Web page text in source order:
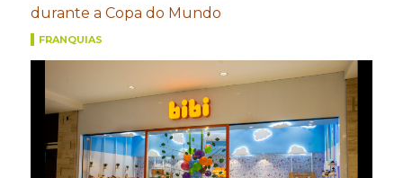
durante a Copa do Mundo
FRANQUIAS